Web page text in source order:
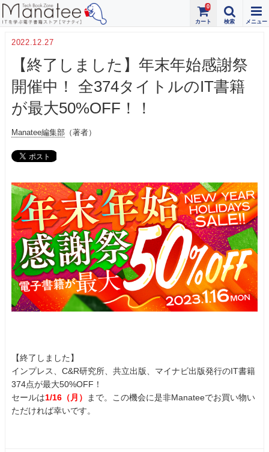
0
2022.12.27
【終了しました】年末年始感謝祭
開催中！ 全374タイトルのIT書籍
が最大50%OFF！！
Manatee編集部 （著者）
【終了しました】
インプレス、C&R研究所、共立出版、マイナビ出版発行のIT書籍
374点が最大50%OFF！
セールは1/16（月）
まで。この機会に是非Manateeでお買い物い
ただければ幸いです。